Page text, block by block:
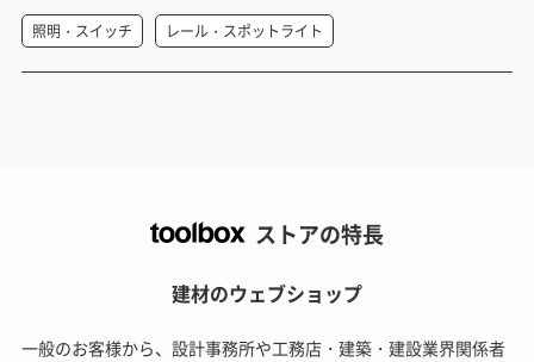
照明・スイッチ レール・スポットライト
ストアの特長
建材のウェブショップ
一般のお客様から、設計事務所や工務店・建築・建設業界関係者